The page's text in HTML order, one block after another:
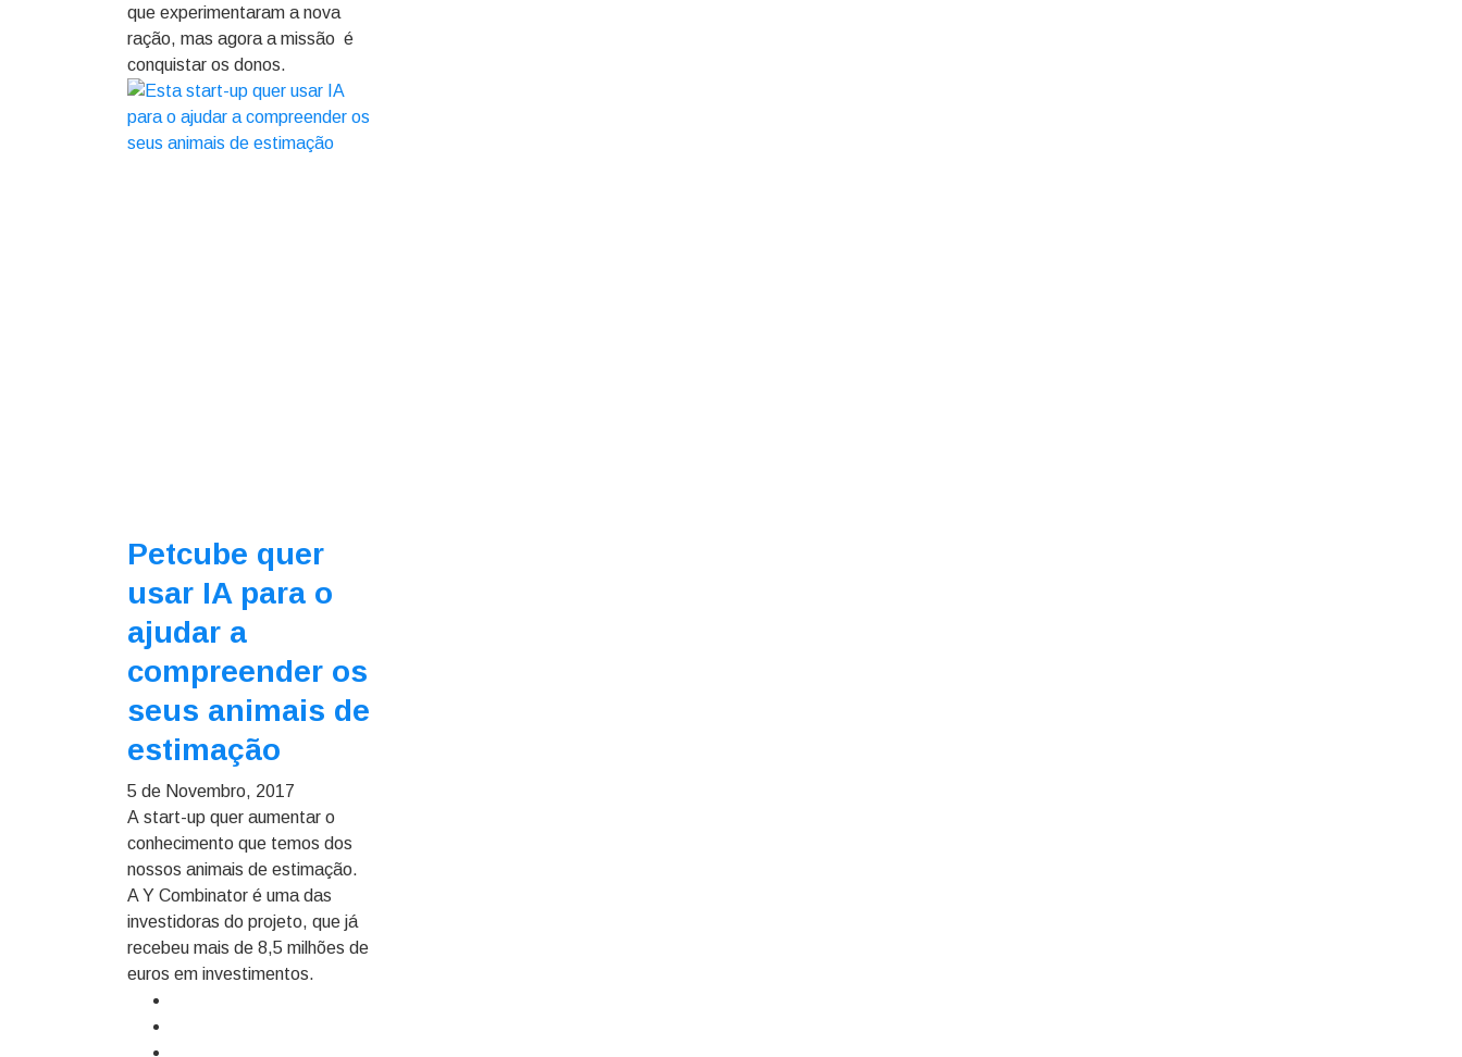
que experimentaram a nova
ração, mas agora a missão é
conquistar os donos.
Petcube quer
usar IA para o
ajudar a
compreender os
seus animais de
estimação
5 de Novembro, 2017
A start-up quer aumentar o
conhecimento que temos dos
nossos animais de estimação.
A Y Combinator é uma das
investidoras do projeto, que já
recebeu mais de 8,5 milhões de
euros em investimentos.